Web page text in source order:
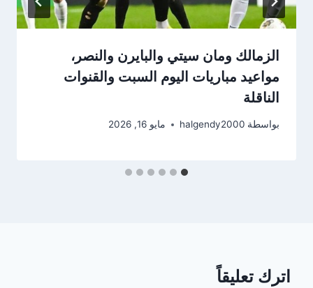
الزمالك ومان سيتي والبايرن والنصر،
مواعيد مباريات اليوم السبت والقنوات
الناقلة
بواسطة halgendy2000 مايو 16, 2026
اترك تعليقاً